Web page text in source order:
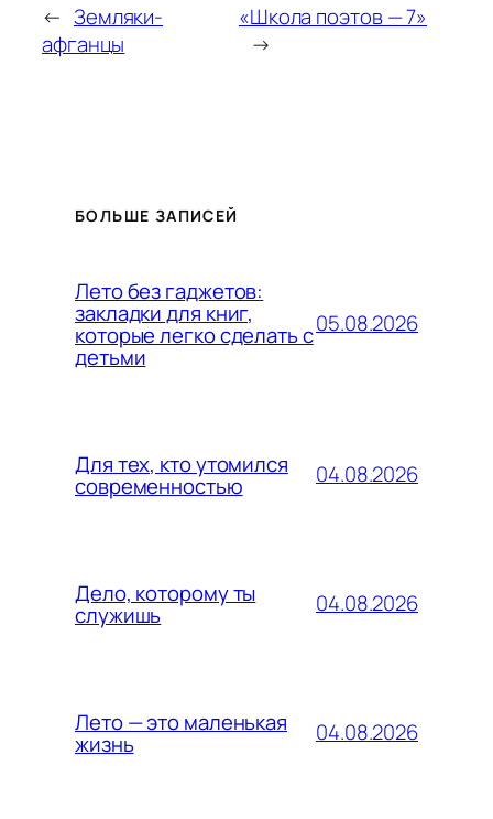
← Земляки-
афганцы
«Школа поэтов — 7»
→
БОЛЬШЕ ЗАПИСЕЙ
Лето без гаджетов:
закладки для книг,
которые легко сделать с
детьми
05.08.2026
Для тех, кто утомился
современностью 04.08.2026
Дело, которому ты
служишь 04.08.2026
Лето — это маленькая
жизнь 04.08.2026